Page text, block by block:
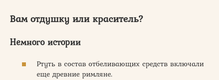
Вам отдушку или краситель?
Немного истории
Ртуть в состав отбеливающих средств включали
еще древние римляне.